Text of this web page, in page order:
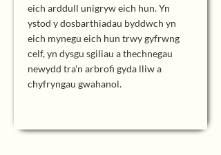
eich arddull unigryw eich hun. Yn
ystod y dosbarthiadau byddwch yn
eich mynegu eich hun trwy gyfrwng
celf, yn dysgu sgiliau a thechnegau
newydd tra'n arbrofi gyda lliw a
chyfryngau gwahanol.